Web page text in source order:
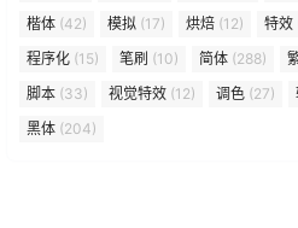
楷体 (42) 模拟 (17) 烘焙 (12) 特效
程序化 (15) 笔刷 (10) 简体 (288)
脚本 (33) 视觉特效 (12) 调色 (27)
黑体 (204)